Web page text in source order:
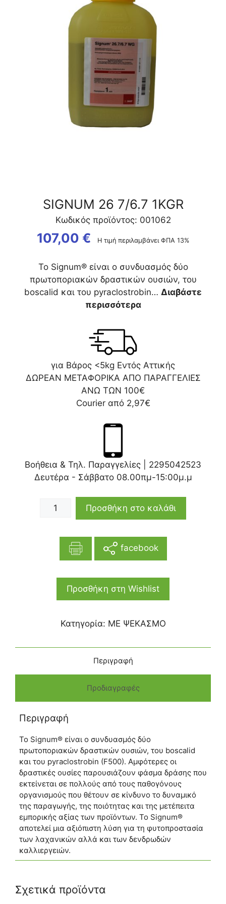
SIGNUM 26 7/6.7 1KGR
Κωδικός προϊόντος: 001062
107,00 € Η τιμή περιλαμβάνει ΦΠΑ 13%
Το Signum® είναι ο συνδυασμός δύο
πρωτοποριακών δραστικών ουσιών, του
boscalid και του pyraclostrobin… Διαβάστε
περισσότερα
για Βάρος <5kg Εντός Αττικής
ΔΩΡΕΑΝ ΜΕΤΑΦΟΡΙΚΑ ΑΠΟ ΠΑΡΑΓΓΕΛΙΕΣ
ΑΝΩ ΤΩΝ 100€
Courier από 2,97€
Βοήθεια & Τηλ. Παραγγελίες | 2295042523
Δευτέρα - Σάββατο 08.00πμ-15:00μ.μ
Προσθήκη στο καλάθι
facebook
Προσθήκη στη Wishlist
Κατηγορία: ΜΕ ΨΕΚΑΣΜΟ
Περιγραφή
Προδιαγραφές
Περιγραφή
Το Signum® είναι ο συνδυασμός δύο
πρωτοποριακών δραστικών ουσιών, του boscalid
και του pyraclostrobin (F500). Αμφότερες οι
δραστικές ουσίες παρουσιάζουν φάσμα δράσης που
εκτείνεται σε πολλούς από τους παθογόνους
οργανισμούς που θέτουν σε κίνδυνο το δυναμικό
της παραγωγής, της ποιότητας και της μετέπειτα
εμπορικής αξίας των προϊόντων. Το Signum®
αποτελεί μια αξιόπιστη λύση για τη φυτοπροστασία
των λαχανικών αλλά και των δενδρωδών
καλλιεργειών.
Σχετικά προϊόντα